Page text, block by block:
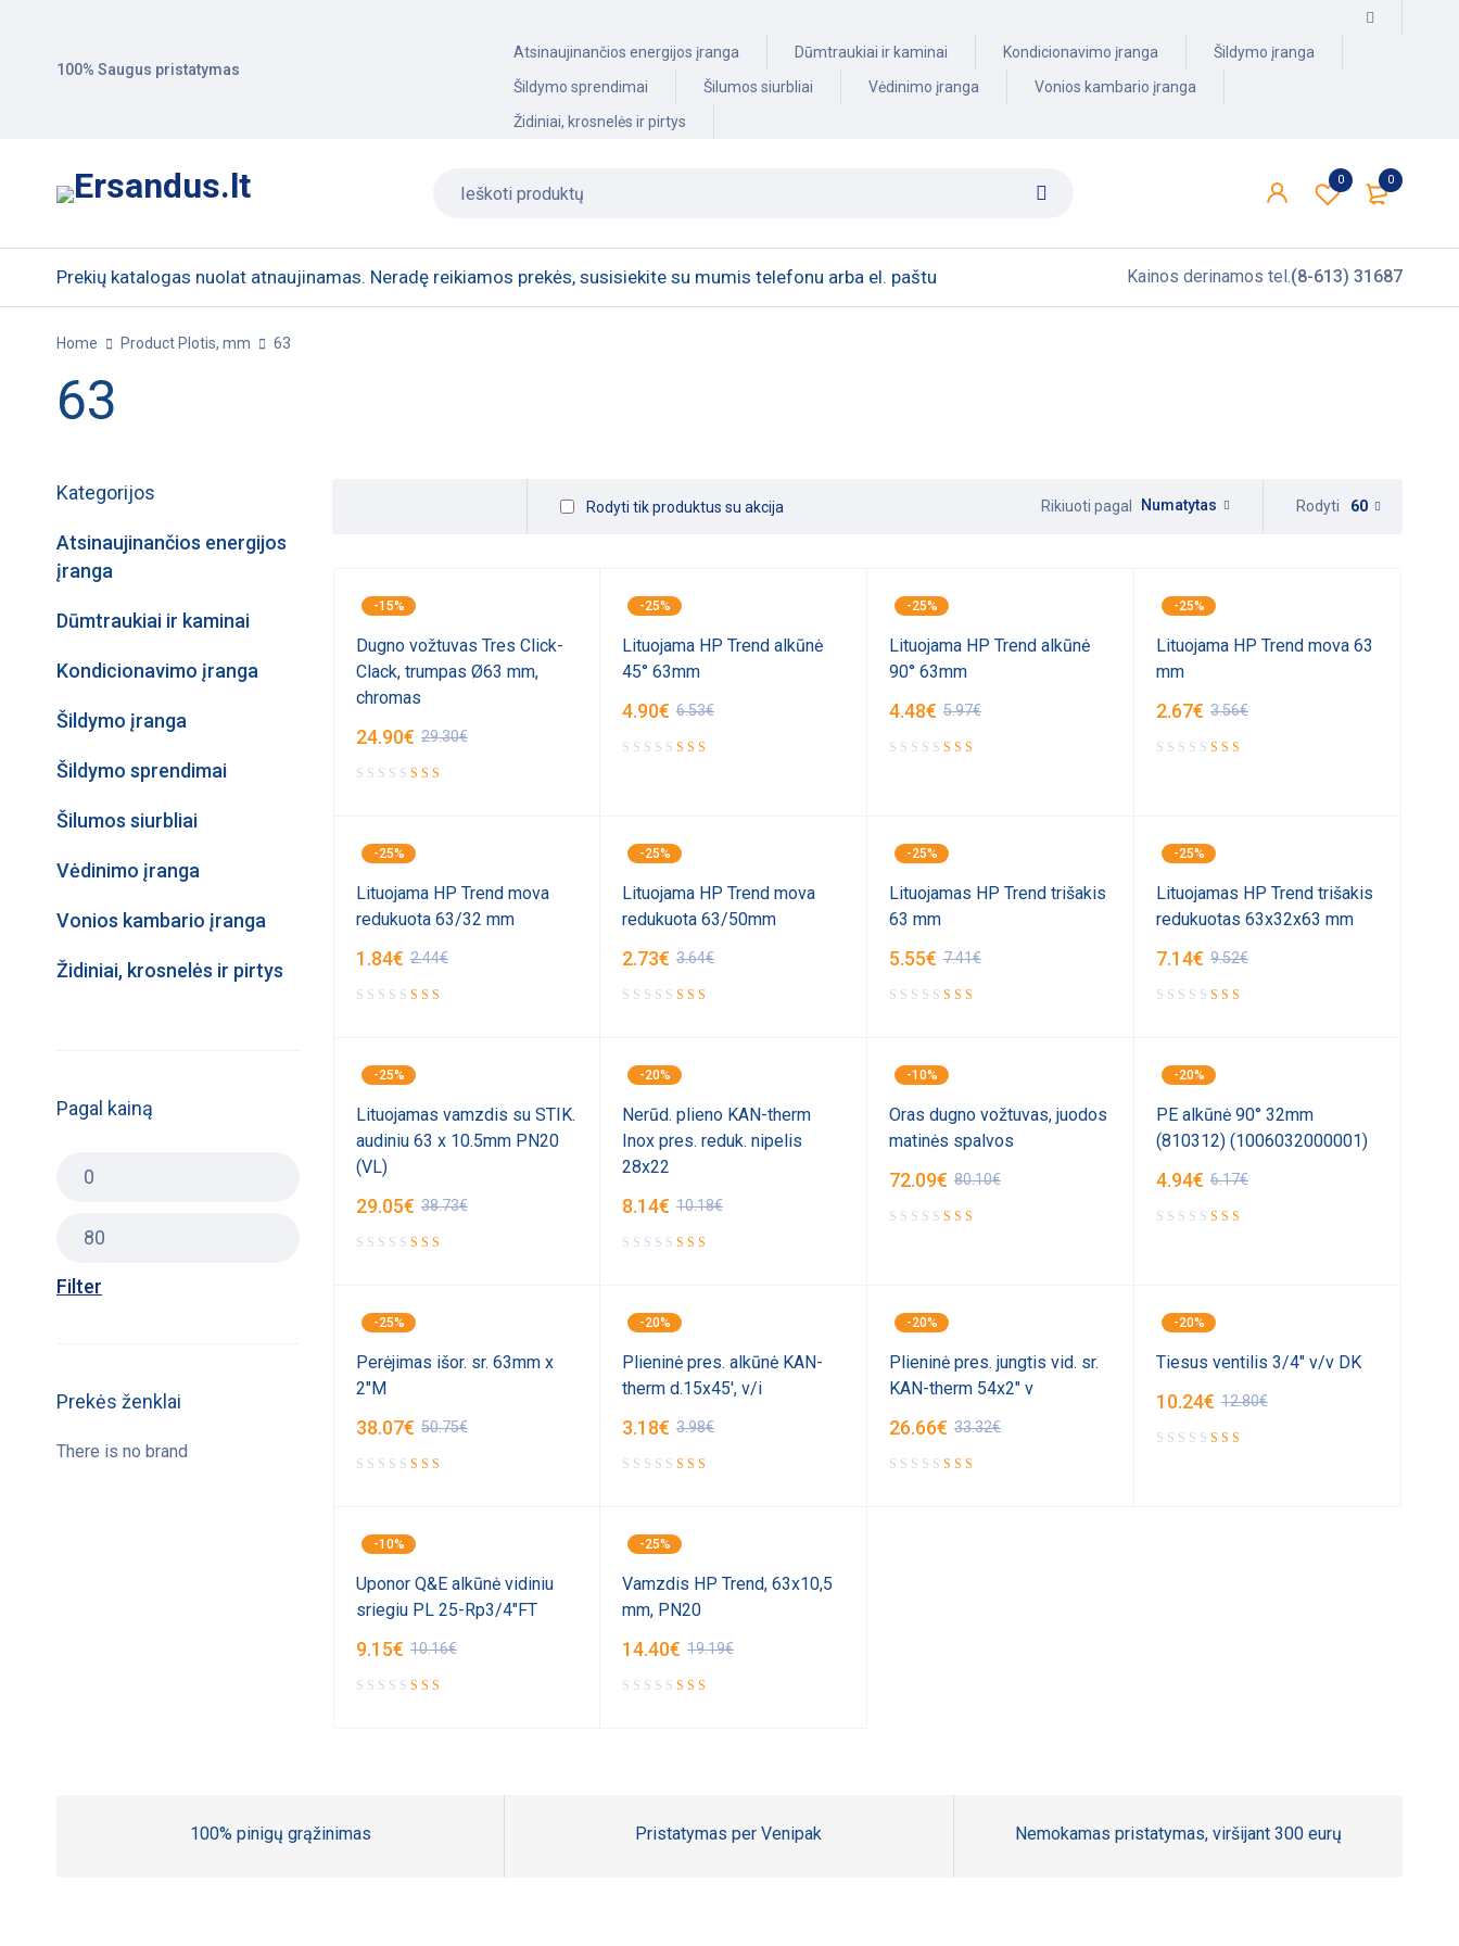
100% Saugus pristatymas
Atsinaujinančios energijos įranga Dūmtraukiai ir kaminai Kondicionavimo įranga
Šildymo įranga
Šildymo sprendimai
Šilumos siurbliai Vėdinimo įranga
Vonios kambario įranga
Židiniai, krosnelės ir pirtys
0
0
Prekių katalogas nuolat atnaujinamas. Neradę reikiamos prekės, susisiekite su mumis telefonu arba el. paštu Kainos derinamos tel.(8-613) 31687
Home Product Plotis, mm 63
63
Kategorijos
Atsinaujinančios energijos
įranga
Dūmtraukiai ir kaminai
Kondicionavimo įranga
Šildymo įranga
Šildymo sprendimai
Šilumos siurbliai
Vėdinimo įranga
Vonios kambario įranga
Židiniai, krosnelės ir pirtys
Pagal kainą
Filter
Prekės ženklai
There is no brand
Rikiuoti pagal Numatytas
Rodyti tik produktus su akcija Rodyti 60
-15%
Dugno vožtuvas Tres Click-
Clack, trumpas Ø63 mm,
chromas
29.30€
24.90€
-25%
Lituojama HP Trend alkūnė
45° 63mm
6.53€
4.90€
-25%
Lituojama HP Trend alkūnė
90° 63mm
5.97€
4.48€
-25%
Lituojama HP Trend mova 63
mm
3.56€
2.67€
-25%
Lituojama HP Trend mova
redukuota 63/32 mm
2.44€
1.84€
-25%
Lituojama HP Trend mova
redukuota 63/50mm
3.64€
2.73€
-25%
Lituojamas HP Trend trišakis
63 mm
7.41€
5.55€
-25%
Lituojamas HP Trend trišakis
redukuotas 63x32x63 mm
9.52€
7.14€
-25%
Lituojamas vamzdis su STIK.
audiniu 63 x 10.5mm PN20
(VL)
38.73€
29.05€
-20%
Nerūd. plieno KAN-therm
Inox pres. reduk. nipelis
28x22
10.18€
8.14€
-10%
Oras dugno vožtuvas, juodos
matinės spalvos
80.10€
72.09€
-20%
PE alkūnė 90° 32mm
(810312) (1006032000001)
6.17€
4.94€
-25%
Perėjimas išor. sr. 63mm x
2"M
50.75€
38.07€
-20%
Plieninė pres. alkūnė KAN-
therm d.15x45', v/i
3.98€
3.18€
-20%
Plieninė pres. jungtis vid. sr.
KAN-therm 54x2" v
33.32€
26.66€
-20%
Tiesus ventilis 3/4" v/v DK
12.80€
10.24€
-10%
Uponor Q&E alkūnė vidiniu
sriegiu PL 25-Rp3/4"FT
10.16€
9.15€
-25%
Vamzdis HP Trend, 63x10,5
mm, PN20
19.19€
14.40€
100% pinigų grąžinimas Pristatymas per Venipak Nemokamas pristatymas, viršijant 300 eurų